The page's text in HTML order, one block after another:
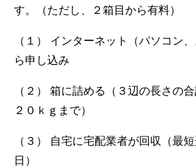
す。（ただし、２箱目から有料）
（１） インターネット（パソコン
ら申し込み
（２） 箱に詰める（３辺の長さの
２０ｋｇまで）
（３） 自宅に宅配業者が回収（最
日）